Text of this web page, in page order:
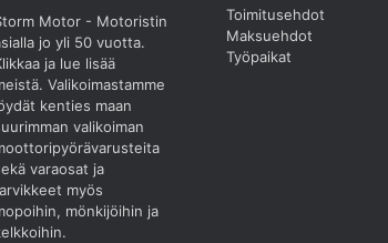
Motor - Motoristin
jo yli 50 vuotta.
ja lue lisää
Valikoimastamme
kenties maan
valikoiman
varaosat ja
myös
mönkijöihin ja
Toimitusehdot
Maksuehdot
Työpaikat